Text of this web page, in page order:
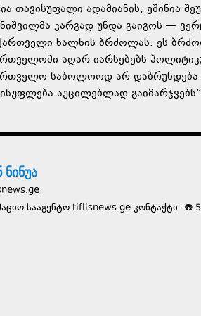
თავისუფალი ადამიანის, ეშინია
კარგად უნდა გაიგოს —
ხალხის ბრძოლას. ეს
აღარ იარსებებს
საბოლოოდ არ დაბრუნდება
აუცილებლად
ნინუა
სააგენტო tiflisnews.ge კონტაქტი- ☎️